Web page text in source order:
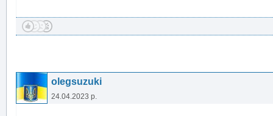
olegsuzuki
24.04.2023 р.